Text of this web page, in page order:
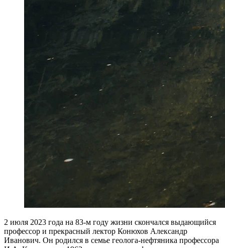
2 июля 2023 года на 83-м году жизни скончался выдающийся
профессор и прекрасный лектор Конюхов Александр
Иванович. Он родился в семье геолога-нефтяника профессора